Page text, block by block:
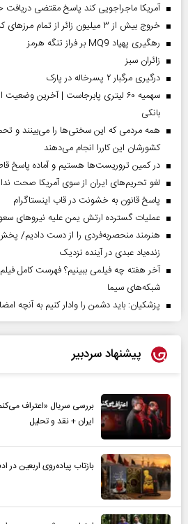
آمریکا ماجراجویی کند پاسخ مقتضی دریافت
خروج بیش از ۳ میلیون زائر از تمام مرز‌های کشور
رهگیری پهپاد MQ9 بر فراز تنگه هرمز
‌زائران سبز
درگیری مرگبار ۲ پسرخاله در پارک
سهمیه ۶۰ لیتری پابرجاست | آخرین
بانکی
همه مردمی که این سختی‌ها را می‌بینند و
کشورشان این کاررا انجام می‌دهند
در کمین تروریست‌ها هستیم و آماده پاسخ
لغو تحریم‌های ایران از سوی آمریکا صحت
پاسخ قانون به خشونت در قاب اینستاگرام
عملیات گسترده ارتش یمن علیه نیروهای
زنده‌یاد عبدی در آینده نزدیک
آخر هفته چه فیلمی ببینیم؟ فهرست کامل
شبکه‌های سیما
پزشکیان: باید دشمن را وادار کنیم به آنچه
پیشنهاد سردبیر
بررسی سریال «اعتراف
ایران + نقد و تحلیل
بازتاب پیاده‌روی اربعین در